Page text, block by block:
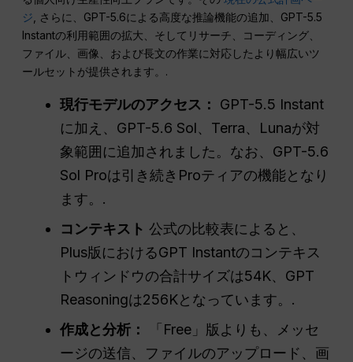
ジ , さらに、GPT-5.6による高度な推論機能の追加、GPT-5.5
Instantの利用範囲の拡大、そしてリサーチ、コーディング、
ファイル、画像、および長文の作業に対応したより幅広いツ
ールセットが提供されます。.
現行モデルのアクセス：
GPT-5.5 Instant
に加え、GPT-5.6 Sol、Terra、Lunaが対
象範囲に追加されました。なお、GPT-5.6
Sol Proは引き続きProティアの機能となり
ます。.
コンテキスト 公式の比較表によると、
Plus版におけるGPT Instantのコンテキス
トウィンドウの合計サイズは54K、GPT
Reasoningは256Kとなっています。.
作成と分析：
「Free」版よりも、メッセ
ージの送信、ファイルのアップロード、画